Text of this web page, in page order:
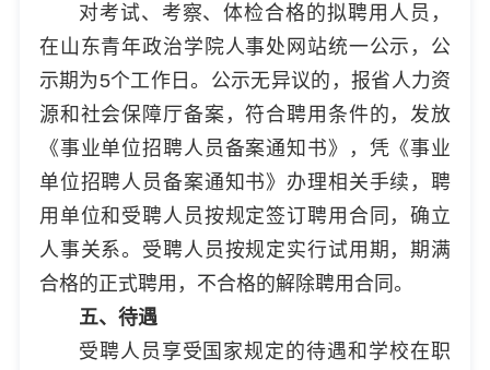
对考试、考察、体检合格的拟聘用人员，
在山东青年政治学院人事处网站统一公示，公
示期为5个工作日。公示无异议的，报省人力资
源和社会保障厅备案，符合聘用条件的，发放
《事业单位招聘人员备案通知书》，凭《事业
单位招聘人员备案通知书》办理相关手续，聘
用单位和受聘人员按规定签订聘用合同，确立
人事关系。受聘人员按规定实行试用期，期满
合格的正式聘用，不合格的解除聘用合同。
五、待遇
受聘人员享受国家规定的待遇和学校在职